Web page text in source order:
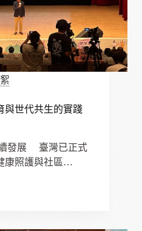
與世代共生的實踐
續發展 臺灣已正式
康照護與社區…